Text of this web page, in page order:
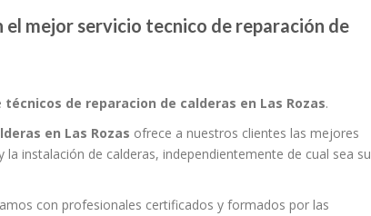
el mejor servicio tecnico de reparación de
técnicos de reparacion de calderas en Las Rozas.
en Las Rozas ofrece a nuestros clientes las mejores
instalación de calderas, independientemente de cual sea su
con profesionales certificados y formados por las